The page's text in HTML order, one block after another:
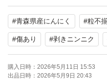
到着後は必ず冷蔵庫で保存
バラニンニクの皮を剥き、
袋に入れ、冷凍庫で保存し
し、
#青森県産にんにく #粒不
#傷あり #剥きニンニク
購入日時： 2026年5月11日 15:53
出品日時： 2026年5月9日 20:43